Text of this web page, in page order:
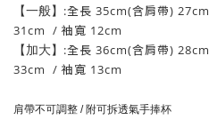
【一般】 :全長 35cm(含肩帶) 27cm
31cm / 袖寬 12cm
【加大】 :全長 36cm(含肩帶) 28cm
33cm / 袖寬 13cm
肩帶不可調整 / 附可拆透氣手捧杯